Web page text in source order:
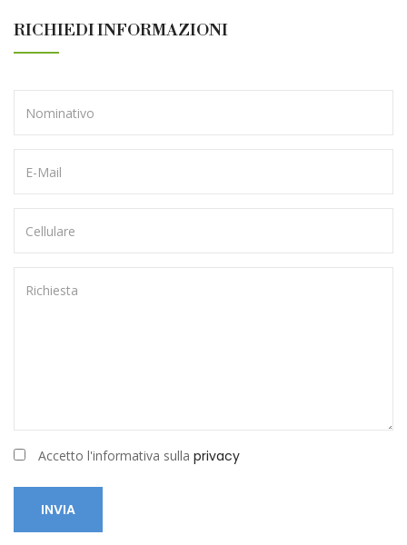
RICHIEDI INFORMAZIONI
Accetto l'informativa sulla privacy
INVIA